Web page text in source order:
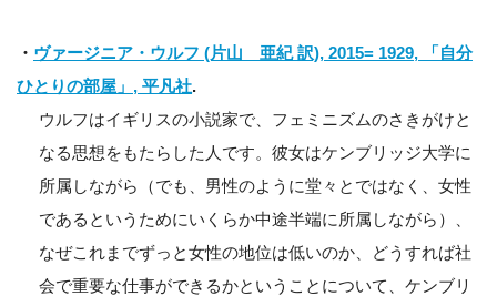
・ ヴァージニア・ウルフ (片山 亜紀 訳), 2015= 1929, 「自分
ひとりの部屋」, 平凡社.
ウルフはイギリスの小説家で、フェミニズムのさきがけと
なる思想をもたらした人です。彼女はケンブリッジ大学に
所属しながら（でも、男性のように堂々とではなく、女性
であるというためにいくらか中途半端に所属しながら）、
なぜこれまでずっと女性の地位は低いのか、どうすれば社
会で重要な仕事ができるかということについて、ケンブリ